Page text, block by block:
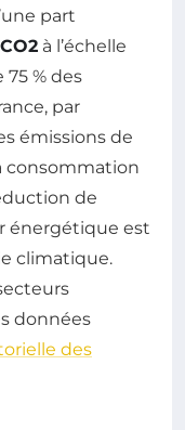
part
à l’échelle
% des
par
émissions de
consommation
de
énergétique est
climatique.
données
des